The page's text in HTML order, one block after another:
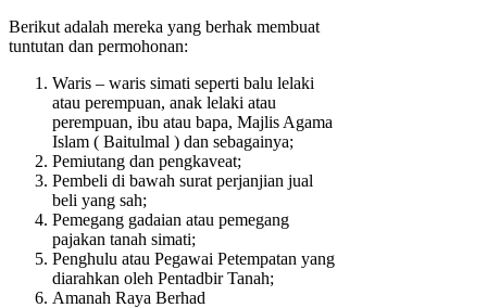
Berikut adalah mereka yang berhak membuat
tuntutan dan permohonan:
Waris – waris simati seperti balu lelaki
atau perempuan, anak lelaki atau
perempuan, ibu atau bapa, Majlis Agama
Islam ( Baitulmal ) dan sebagainya;
Pemiutang dan pengkaveat;
Pembeli di bawah surat perjanjian jual
beli yang sah;
Pemegang gadaian atau pemegang
pajakan tanah simati;
Penghulu atau Pegawai Petempatan yang
diarahkan oleh Pentadbir Tanah;
Amanah Raya Berhad